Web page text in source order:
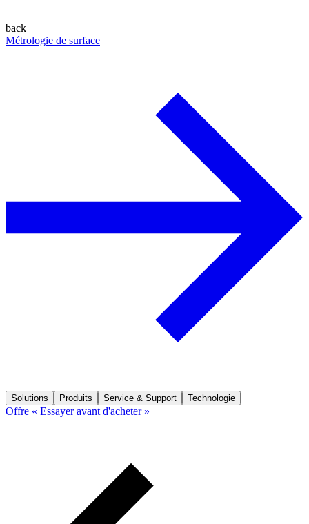
back
Métrologie de surface
Solutions Produits Service & Support Technologie
Offre « Essayer avant d'acheter »